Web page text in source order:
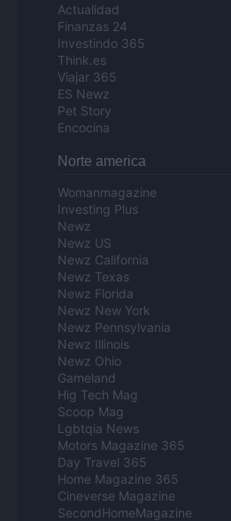
Actualidad
Finanzas 24
Investindo 365
Think.es
Viajar 365
ES Newz
Pet Story
Encocina
Norte america
Womanmagazine
Investing Plus
Newz
Newz US
Newz California
Newz Texas
Newz Florida
Newz New York
Newz Pennsylvania
Newz Illinois
Newz Ohio
Gameland
Hig Tech Mag
Scoop Mag
Lgbtqia News
Motors Magazine 365
Day Travel 365
Home Magazine 365
Cineverse Magazine
SecondHomeMagazine